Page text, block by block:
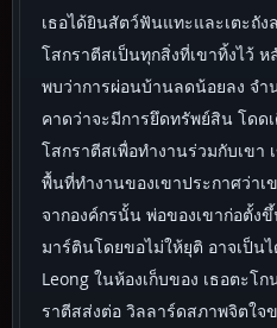
เธอได้ยินสัตว์ฟันแทะและเตะถั
โสกราตีสเป็นทุกสิ่งที่เขาทิ้งไว้
พบว่าการผ่อนบ้านลดน้อยลง จำ
คาดว่าจะมีการยึดทรัพย์สิน โดด
โสกราตีสเพื่อทำงานร่วมกับเข
พื้นที่ทำงานของเขาประกาศว่าเ
จากองค์กรนั้น พ่อของเขาก่อตั้ง
มาร์ตินโดยขอไม่ให้ยุติ อาจเป็น
Leong ในห้องเก็บของ เธอตะโ
ราตีสส่งต่อ วิลลาร์ดสภาพจิตใจ